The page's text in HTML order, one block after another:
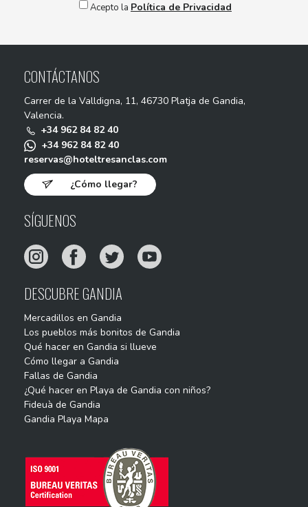
Acepto la Política de Privacidad
CONTÁCTANOS
Carrer de la Valldigna, 11, 46730 Platja de Gandia,
Valencia.
+34 962 84 82 40
+34 962 84 82 40
reservas@hoteltresanclas.com
¿Cómo llegar?
SÍGUENOS
DESCUBRE GANDIA
Mercadillos en Gandia
Los pueblos más bonitos de Gandia
Qué hacer en Gandia si llueve
Cómo llegar a Gandia
Fallas de Gandia
¿Qué hacer en Playa de Gandia con niños?
Fideuà de Gandia
Gandia Playa Mapa